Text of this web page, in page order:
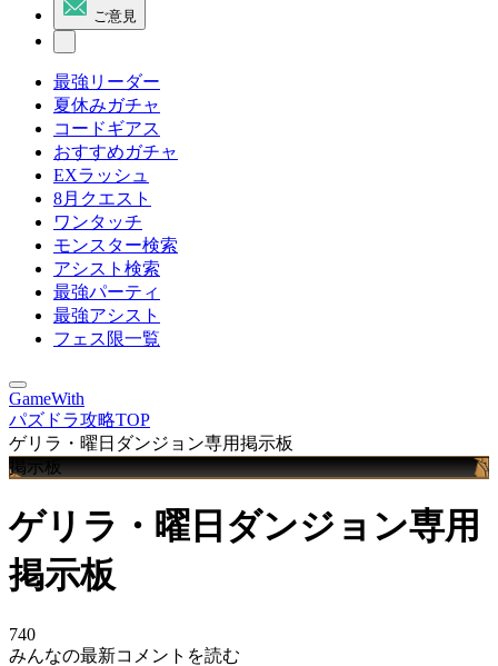
ご意見
最強リーダー
夏休みガチャ
コードギアス
おすすめガチャ
EXラッシュ
8月クエスト
ワンタッチ
モンスター検索
アシスト検索
最強パーティ
最強アシスト
フェス限一覧
GameWith
パズドラ攻略TOP
ゲリラ・曜日ダンジョン専用掲示板
掲示板
ゲリラ・曜日ダンジョン専用
掲示板
740
みんなの最新コメントを読む